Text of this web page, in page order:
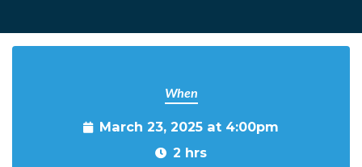
When
March 23, 2025 at 4:00pm
2 hrs